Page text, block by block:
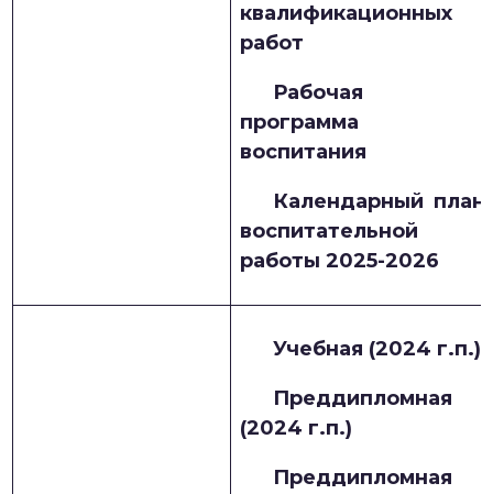
квалификационных
работ
Рабочая
программа
воспитания
Календарный план
воспитательной
работы 2025-2026
Учебная (2024 г.п.)
Преддипломная
(2024 г.п.)
Преддипломная